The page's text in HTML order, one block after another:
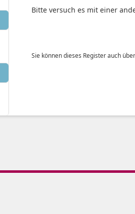
Bitte versuch es mit einer
Sie können dieses Register auch